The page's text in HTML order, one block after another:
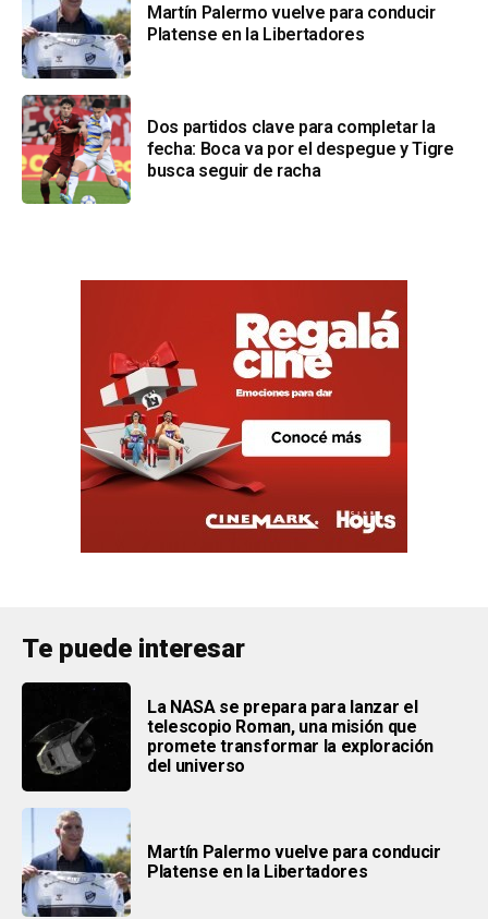
Martín Palermo vuelve para conducir
Platense en la Libertadores
Dos partidos clave para completar la
fecha: Boca va por el despegue y Tigre
busca seguir de racha
Te puede interesar
La NASA se prepara para lanzar el
telescopio Roman, una misión que
promete transformar la exploración
del universo
Martín Palermo vuelve para conducir
Platense en la Libertadores